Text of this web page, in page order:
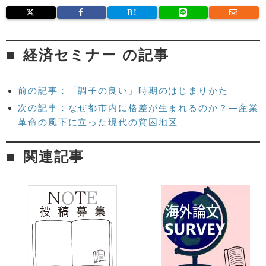
経済セミナー の記事
前の記事：「調子の良い」時期のはじまりかた
次の記事：なぜ都市内に格差が生まれるのか？—産業
革命の風下に立った現代の貧困地区
関連記事